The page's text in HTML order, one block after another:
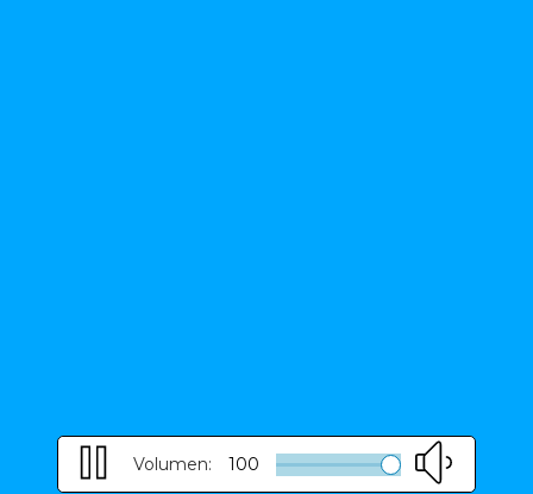
Volumen: 100